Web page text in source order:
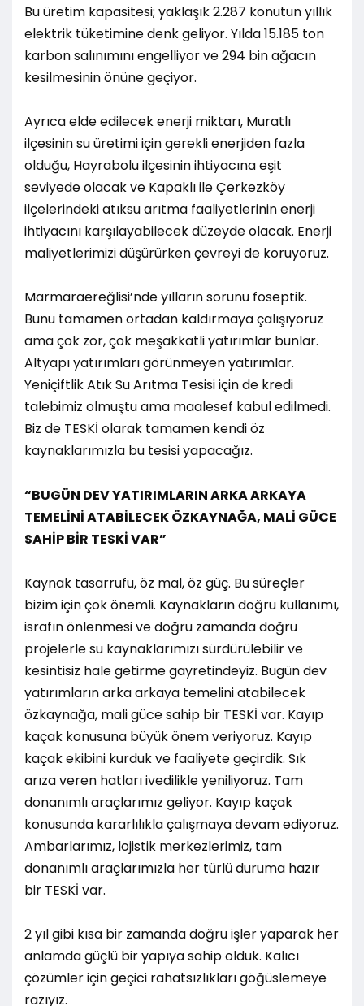
Bu üretim kapasitesi; yaklaşık 2.287 konutun yıllık
elektrik tüketimine denk geliyor. Yılda 15.185 ton
karbon salınımını engelliyor ve 294 bin ağacın
kesilmesinin önüne geçiyor.
Ayrıca elde edilecek enerji miktarı, Muratlı
ilçesinin su üretimi için gerekli enerjiden fazla
olduğu, Hayrabolu ilçesinin ihtiyacına eşit
seviyede olacak ve Kapaklı ile Çerkezköy
ilçelerindeki atıksu arıtma faaliyetlerinin enerji
ihtiyacını karşılayabilecek düzeyde olacak. Enerji
maliyetlerimizi düşürürken çevreyi de koruyoruz.
Marmaraereğlisi’nde yılların sorunu foseptik.
Bunu tamamen ortadan kaldırmaya çalışıyoruz
ama çok zor, çok meşakkatli yatırımlar bunlar.
Altyapı yatırımları görünmeyen yatırımlar.
Yeniçiftlik Atık Su Arıtma Tesisi için de kredi
talebimiz olmuştu ama maalesef kabul edilmedi.
Biz de TESKİ olarak tamamen kendi öz
kaynaklarımızla bu tesisi yapacağız.
“BUGÜN DEV YATIRIMLARIN ARKA ARKAYA
TEMELİNİ ATABİLECEK ÖZKAYNAĞA, MALİ GÜCE
SAHİP BİR TESKİ VAR”
Kaynak tasarrufu, öz mal, öz güç. Bu süreçler
bizim için çok önemli. Kaynakların doğru kullanımı,
israfın önlenmesi ve doğru zamanda doğru
projelerle su kaynaklarımızı sürdürülebilir ve
kesintisiz hale getirme gayretindeyiz. Bugün dev
yatırımların arka arkaya temelini atabilecek
özkaynağa, mali güce sahip bir TESKİ var. Kayıp
kaçak konusuna büyük önem veriyoruz. Kayıp
kaçak ekibini kurduk ve faaliyete geçirdik. Sık
arıza veren hatları ivedilikle yeniliyoruz. Tam
donanımlı araçlarımız geliyor. Kayıp kaçak
konusunda kararlılıkla çalışmaya devam ediyoruz.
Ambarlarımız, lojistik merkezlerimiz, tam
donanımlı araçlarımızla her türlü duruma hazır
bir TESKİ var.
2 yıl gibi kısa bir zamanda doğru işler yaparak her
anlamda güçlü bir yapıya sahip olduk. Kalıcı
çözümler için geçici rahatsızlıkları göğüslemeye
razıyız.